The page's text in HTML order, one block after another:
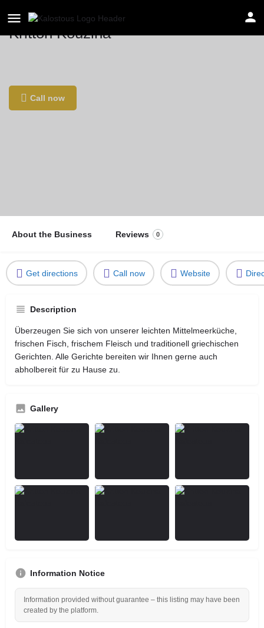
Kritton Kouzina
Call now
About the Business Reviews 0
Get directions Call now Website
Description
Überzeugen Sie sich von unserer leichten Mittelmeerküche,
frischen Fisch, frischem Fleisch und traditionell griechischen
Gerichten. Alle Gerichte bereiten wir Ihnen gerne auch
abholbereit für zu Hause zu.
Gallery
Information Notice
Information provided without guarantee – this listing may have been
created by the platform.